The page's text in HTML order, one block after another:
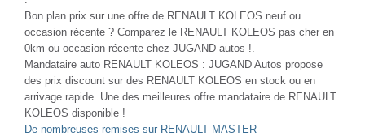
Bon plan prix sur une offre de RENAULT KOLEOS neuf ou
occasion récente ? Comparez le RENAULT KOLEOS pas cher en
0km ou occasion récente chez JUGAND autos !.
Mandataire auto RENAULT KOLEOS : JUGAND Autos propose
des prix discount sur des RENAULT KOLEOS en stock ou en
arrivage rapide. Une des meilleures offre mandataire de RENAULT
KOLEOS disponible !
De nombreuses remises sur RENAULT MASTER